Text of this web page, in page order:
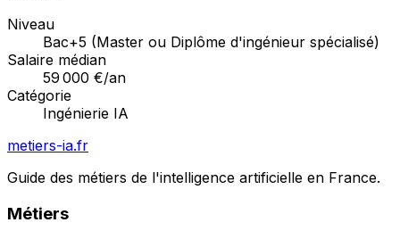
Niveau
Bac+5 (Master ou Diplôme d'ingénieur spécialisé)
Salaire médian
59 000 €/an
Catégorie
Ingénierie IA
metiers-ia.fr
Guide des métiers de l'intelligence artificielle en France.
Métiers